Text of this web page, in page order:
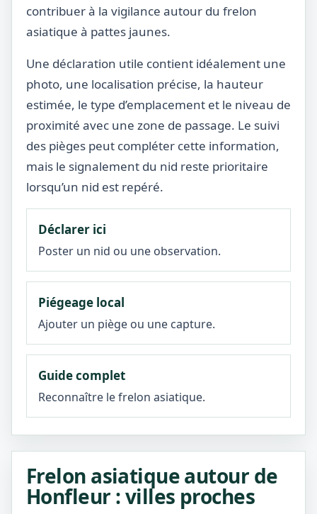
contribuer à la vigilance autour du frelon
asiatique à pattes jaunes.
Une déclaration utile contient idéalement une
photo, une localisation précise, la hauteur
estimée, le type d’emplacement et le niveau de
proximité avec une zone de passage. Le suivi
des pièges peut compléter cette information,
mais le signalement du nid reste prioritaire
lorsqu’un nid est repéré.
Déclarer ici
Poster un nid ou une observation.
Piégeage local
Ajouter un piège ou une capture.
Guide complet
Reconnaître le frelon asiatique.
Frelon asiatique autour de
Honfleur : villes proches